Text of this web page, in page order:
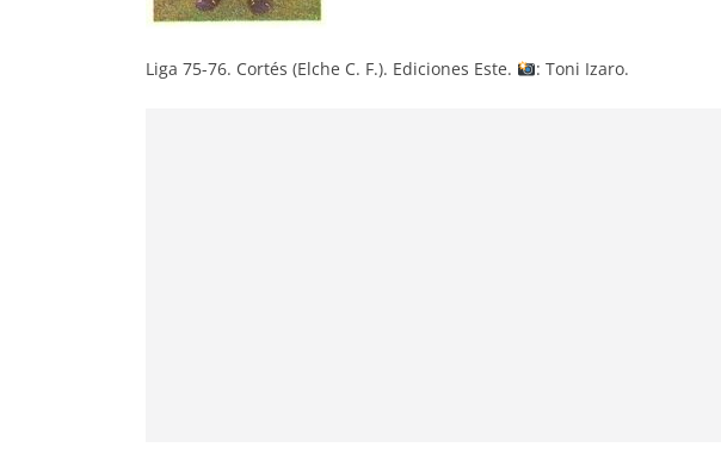
Liga 75-76. Cortés (Elche C. F.). Ediciones Este. : Toni Izaro.